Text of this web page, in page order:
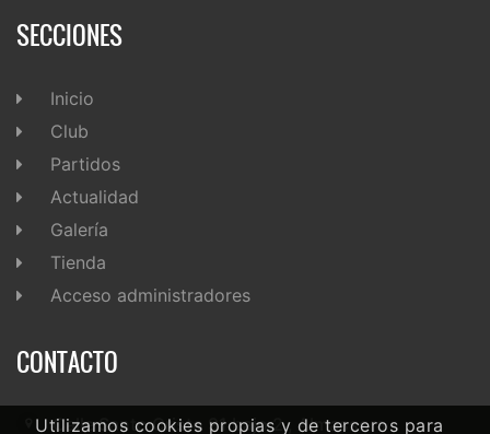
SECCIONES
Inicio
Club
Partidos
Actualidad
Galería
Tienda
Acceso administradores
CONTACTO
Calle Santo Cristo 91 bajo 2 , Almassora
Utilizamos cookies propias y de terceros para